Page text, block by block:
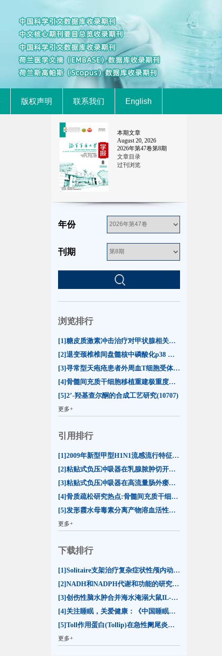
版权声明 联系我们 English
本期文章
August 20, 2026
2026年第47卷第8期
文章目录
过刊浏览
年份
刊期
浏览排行
[1]糖皮质激素冲击治疗对甲状腺相关眼病患者泪膜脂质层厚度的影响(55085)
[2]退变颈椎椎间盘髓核中磷酸化p38 MAPK的表达(13278)
[3]寻常型天疱疮患者外周血T细胞受体β链可变区CDR3基因克隆谱型分析(11016)
[4]骨髓间充质干细胞移植重建极重度放射损伤小鼠造血功能(10748)
[5]2’-羟基查尔酮的合成工艺研究(10707)
更多+
引用排行
[1]2009年新型甲型H1N1流感流行特征及防控措施(16)
[2]粘贴式负压冲吸器在乳腺脓肿切开引流治疗中的应用(13)
[3]粘贴式负压冲吸器在高流量肠外瘘合并切口裂开治疗中的应用(13)
[4]骨质疏松研究热点:骨髓间充质干细胞分化命运(13)
[5]发形霞水母毒素分离产物溶血活性的比较及其影响因素分析(12)
更多+
下载排行
[1]Solitaire支架治疗复杂症状性颅内动脉狭窄的初步评价(23644)
[2]NADH和NADPH代谢和功能的研究进展(20651)
[3]创伤性脑水肿合并海水淹溺大鼠IL-1β和TNF-α表达的变化(15511)
[4]关注睡眠，关爱健康：《中国睡眠研究报告2023》解读(15218)
[5]Toll作用蛋白(Tollip)在急性阑尾炎时的表达(14413)
更多+